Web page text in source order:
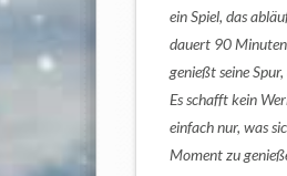
ein Spiel, das
dauert 90
genießt seine
Es schafft kein
einfach nur, was
Moment zu